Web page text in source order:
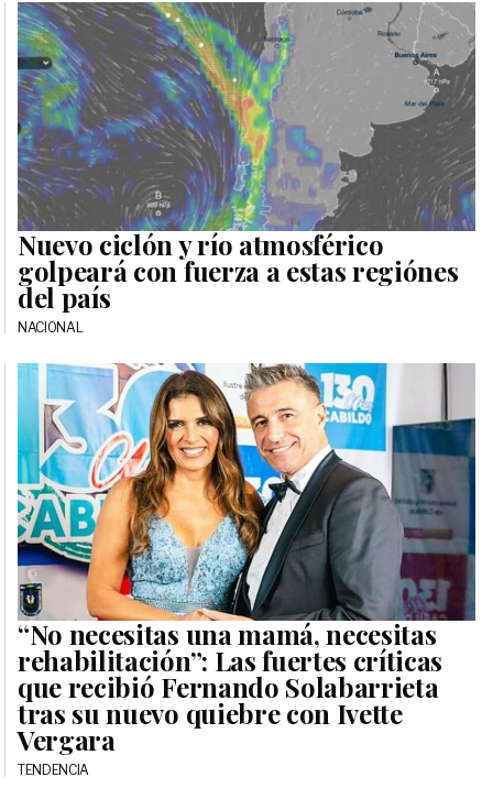
Nuevo ciclón y río atmosférico
golpeará con fuerza a estas regiónes
del país
NACIONAL
“No necesitas una mamá, necesitas
rehabilitación”: Las fuertes críticas
que recibió Fernando Solabarrieta
tras su nuevo quiebre con Ivette
Vergara
TENDENCIA